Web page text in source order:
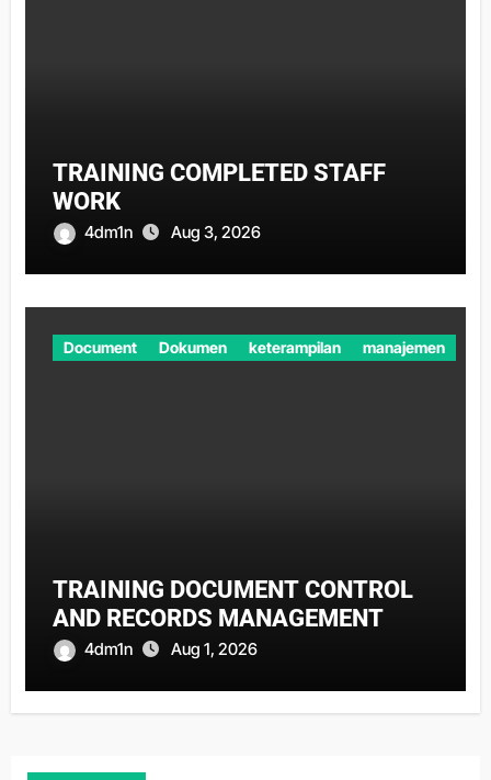
TRAINING COMPLETED STAFF
WORK
4dm1n Aug 3, 2026
Document Dokumen keterampilan manajemen
TRAINING DOCUMENT CONTROL
AND RECORDS MANAGEMENT
4dm1n Aug 1, 2026